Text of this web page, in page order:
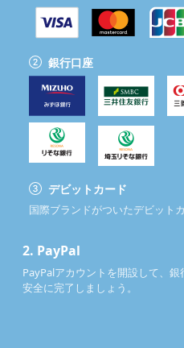
銀行口座
デビットカード
国際ブランドがついたデビット
2. PayPal
PayPalアカウントを開設して、
安全に完了しましょう。